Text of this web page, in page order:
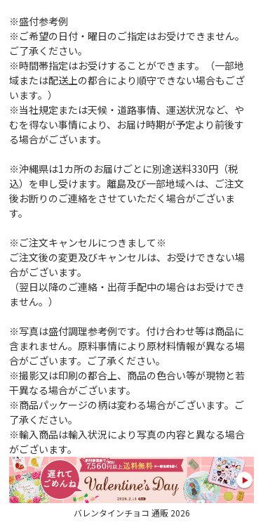
※盛付参考例
※ご希望の日付・曜日のご指定はお受けできません。
ご了承ください。
※時間帯指定はお受けすることができます。（一部地
域または配送上の都合により順守できない場合もござ
います。）
※当社規定または天候・道路事情、運送状況など、や
むを得ない事情により、お届け時期が予定より前後す
る場合がございます。
※沖縄県は1カ所のお届けごとに別途送料330円（税
込）を申し受けます。離島及び一部地域へは、ご注文
後お断りのご連絡をさせていただく場合がございま
す。
※ご注文キャンセルにつきまして※
ご注文後の変更及びキャンセルは、お受けできない場
合がございます。
（翌日以降のご連絡・出荷手配中の場合はお受けでき
ません。）
※写真は盛付調理参考例です。付け合わせ等は商品に
含まれません。原料事情により原材料情報が異なる場
合がございます。ご了承ください。
※撮影又は印刷の都合上、商品の色合い等が現物と若
干異なる場合がございます。
※商品パッケージの柄は変わる場合がございます。ご
了承ください。
※輸入商品は輸入状況により写真の内容と異なる場合
がございます。
バレンタインチョコ 通販 2026